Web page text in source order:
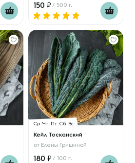
150 / 500 г.
Ср Чт Пт Сб Вс
Кейл Тосканский
от Елены Гришиной
180 / 100 г.